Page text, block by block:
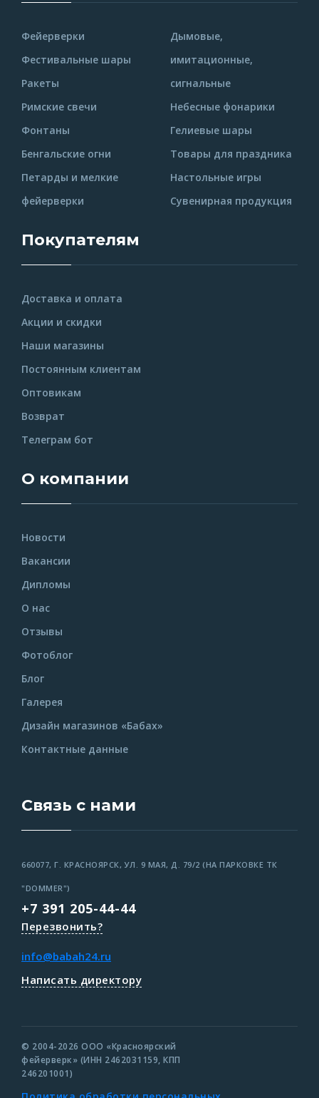
Фейерверки
Фестивальные шары
Ракеты
Римские свечи
Фонтаны
Бенгальские огни
Петарды и мелкие
фейерверки
Дымовые,
имитационные,
сигнальные
Небесные фонарики
Гелиевые шары
Товары для праздника
Настольные игры
Сувенирная продукция
Покупателям
Доставка и оплата
Акции и скидки
Наши магазины
Постоянным клиентам
Оптовикам
Возврат
Телеграм бот
О компании
Новости
Вакансии
Дипломы
О нас
Отзывы
Фотоблог
Блог
Галерея
Дизайн магазинов «Бабах»
Контактные данные
Связь с нами
660077, Г. КРАСНОЯРСК, УЛ. 9 МАЯ, Д. 79/2 (НА ПАРКОВКЕ ТК
"DOMMER")
+7 391 205-44-44
Перезвонить?
info@babah24.ru
Написать директору
© 2004-2026 ООО «Красноярский
фейерверк» (ИНН 2462031159, КПП
246201001)